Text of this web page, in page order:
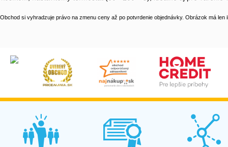
Obchod si vyhradzuje právo na zmenu ceny až po potvrdenie objednávky. Obrázok má len